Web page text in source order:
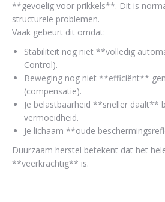
**gevoelig voor prikkels**. Dit is
structurele problemen.
Vaak gebeurt dit omdat:
Stabiliteit nog niet **volledig
Control).
Beweging nog niet **efficiënt**
(compensatie).
Je belastbaarheid **sneller daalt**
vermoeidheid.
Je lichaam **oude
Duurzaam herstel betekent dat het
**veerkrachtig** is.